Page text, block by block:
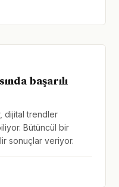
başarılı
dijital trendler
Bütüncül bir
sonuçlar veriyor.